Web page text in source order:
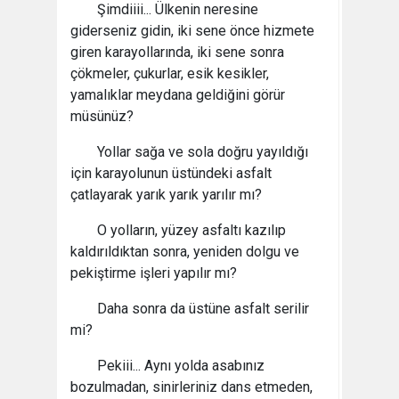
Şimdiiii... Ülkenin neresine
giderseniz gidin, iki sene önce hizmete
giren karayollarında, iki sene sonra
çökmeler, çukurlar, esik kesikler,
yamalıklar meydana geldiğini görür
müsünüz?
Yollar sağa ve sola doğru yayıldığı
için karayolunun üstündeki asfalt
çatlayarak yarık yarık yarılır mı?
O yolların, yüzey asfaltı kazılıp
kaldırıldıktan sonra, yeniden dolgu ve
pekiştirme işleri yapılır mı?
Daha sonra da üstüne asfalt serilir
mi?
Pekiii... Aynı yolda asabınız
bozulmadan, sinirleriniz dans etmeden,